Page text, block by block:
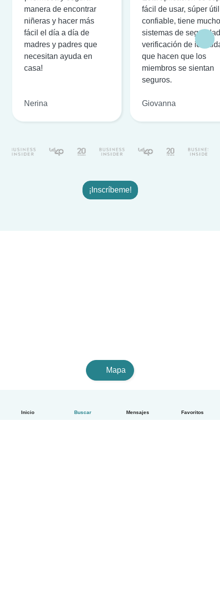
Inicio Buscar Mensajes Favoritos
manera de encontrar
niñeras y hacer más
fácil el día a día de
madres y padres que
necesitan ayuda en
casa!
Nerina
fácil de usar, súper
confiable, tiene
sistemas de
verificación de
que hacen que los
miembros se sientan
seguros.
Giovanna
¡Inscríbeme!
Mapa